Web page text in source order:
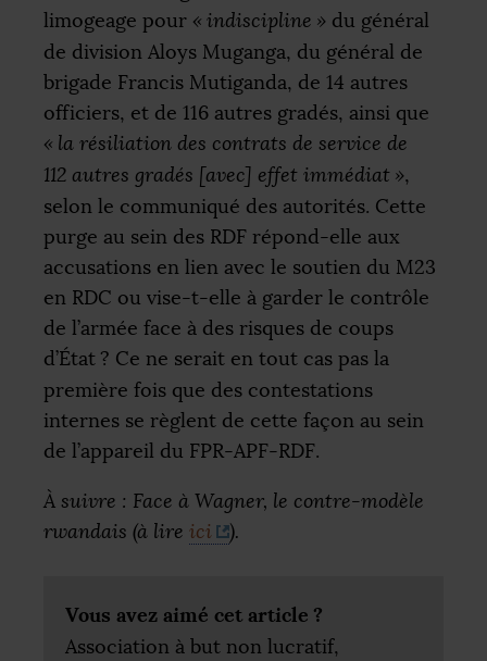
limogeage pour « indiscipline » du général
de division Aloys Muganga, du général de
brigade Francis Mutiganda, de 14 autres
officiers, et de 116 autres gradés, ainsi que
« la résiliation des contrats de service de
112 autres gradés [avec] effet immédiat »,
selon le communiqué des autorités. Cette
purge au sein des RDF répond-elle aux
accusations en lien avec le soutien du M23
en RDC ou vise-t-elle à garder le contrôle
de l’armée face à des risques de coups
d’État ? Ce ne serait en tout cas pas la
première fois que des contestations
internes se règlent de cette façon au sein
de l’appareil du FPR-APF-RDF.
À suivre : Face à Wagner, le contre-modèle
rwandais (à lire ici ).
Vous avez aimé cet article ?
Association à but non lucratif,